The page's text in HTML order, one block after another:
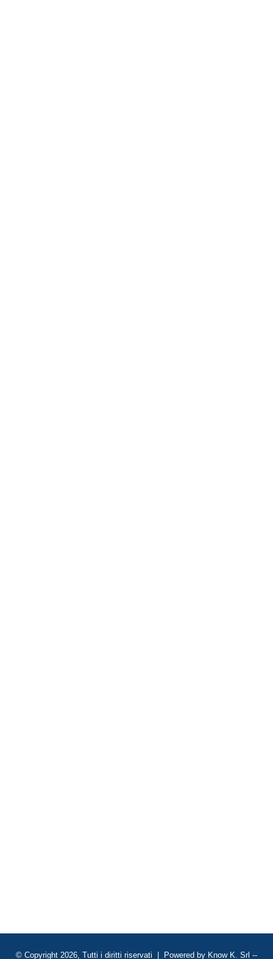
© Copyright 2026, Tutti i diritti riservati | Powered by Know K. Srl --